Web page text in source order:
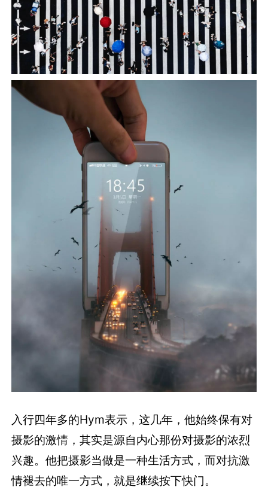
入行四年多的Hym表示，这几年，他始终保有对
摄影的激情，其实是源自内心那份对摄影的浓烈
兴趣。他把摄影当做是一种生活方式，而对抗激
情褪去的唯一方式，就是继续按下快门。